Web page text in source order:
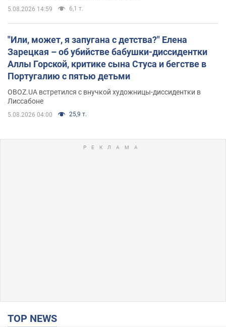
5.08.2026 14:59 6,1 т.
"Или, может, я запугана с детства?" Елена
Зарецкая – об убийстве бабушки-диссидентки
Аллы Горской, критике сына Стуса и бегстве в
Португалию с пятью детьми
OBOZ.UA встретился с внучкой художницы-диссидентки в
Лиссабоне
5.08.2026 04:00 25,9 т.
TOP NEWS